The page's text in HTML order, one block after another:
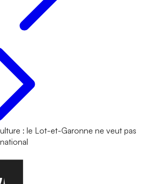
: le Lot-et-Garonne ne veut pas